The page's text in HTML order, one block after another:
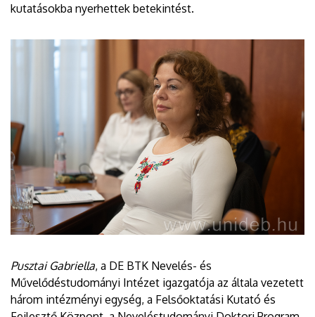
kutatásokba nyerhettek betekintést.
Pusztai Gabriella, a DE BTK Nevelés- és
Művelődéstudományi Intézet igazgatója az általa vezetett
három intézményi egység, a Felsőoktatási Kutató és